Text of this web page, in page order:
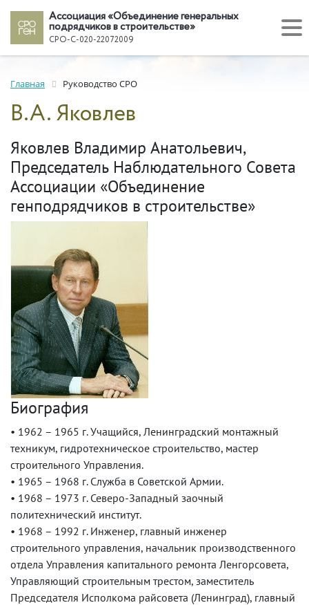
Ассоциация «Объединение генеральных
подрядчиков в строительстве»
СРО-С-020-22072009
Главная Руководство СРО
В.А. Яковлев
Яковлев Владимир Анатольевич,
Председатель Наблюдательного Совета
Ассоциации «Объединение
генподрядчиков в строительстве»
Биография
• 1962 – 1965 г. Учащийся, Ленинградский монтажный
техникум, гидротехническое строительство, мастер
строительного Управления.
• 1965 – 1968 г. Служба в Советской Армии.
• 1968 – 1973 г. Северо-Западный заочный
политехнический институт.
• 1968 – 1992 г. Инженер, главный инженер
строительного управления, начальник производственного
отдела Управления капитального ремонта Ленгорсовета,
Управляющий строительным трестом, заместитель
Председателя Исполкома райсовета (Ленинград), главный